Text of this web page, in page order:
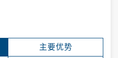
主要优势